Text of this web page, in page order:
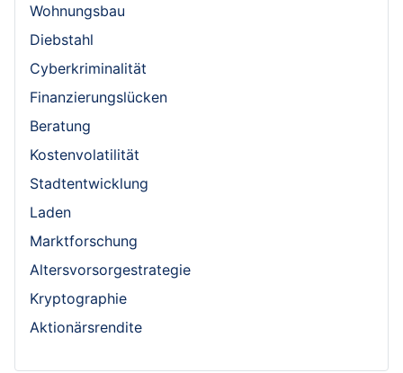
Wohnungsbau
Diebstahl
Cyberkriminalität
Finanzierungslücken
Beratung
Kostenvolatilität
Stadtentwicklung
Laden
Marktforschung
Altersvorsorgestrategie
Kryptographie
Aktionärsrendite